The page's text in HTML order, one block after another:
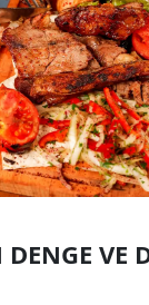
DENGE VE